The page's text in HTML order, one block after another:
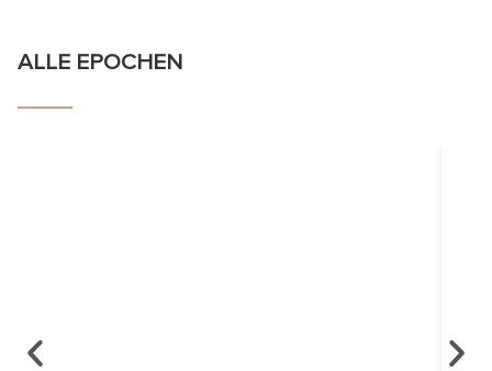
ALLE EPOCHEN